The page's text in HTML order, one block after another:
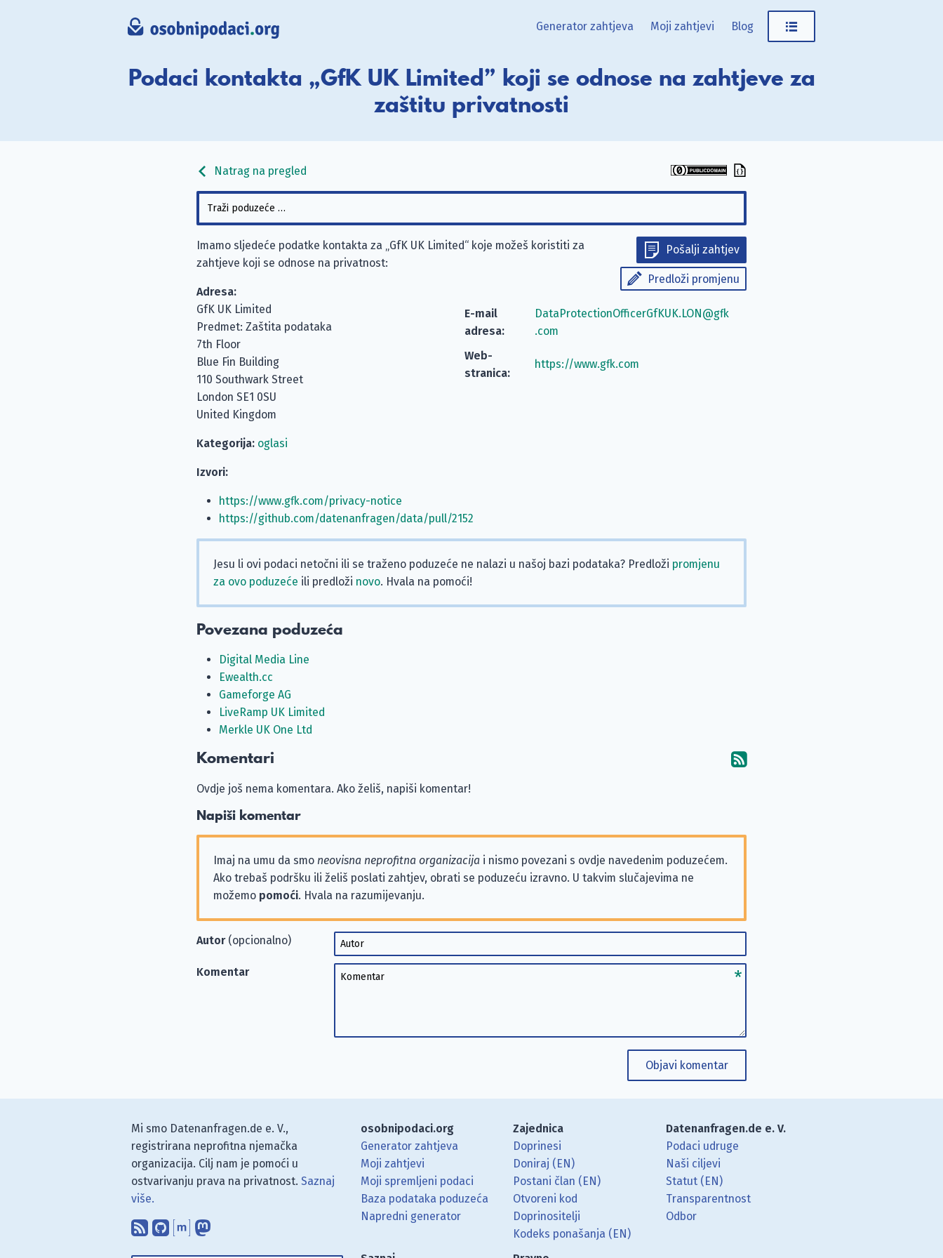
Generator zahtjeva Moji zahtjevi Blog
Podaci kontakta „GfK UK Limited” koji se odnose na zahtjeve za
zaštitu privatnosti
Natrag na pregled
Pošalji zahtjev
Predloži promjenu
Imamo sljedeće podatke kontakta za „GfK UK Limited“ koje možeš koristiti za
zahtjeve koji se odnose na privatnost:
Adresa:
GfK UK Limited
Predmet: Zaštita podataka
7th Floor
Blue Fin Building
110 Southwark Street
London SE1 0SU
United Kingdom
E-mail
adresa:
DataProtectionOfficerGfKUK.LON@gfk
.com
Web-
stranica:
https://www.gfk.com
Kategorija: oglasi
Izvori:
https://www.gfk.com/privacy-notice
https://github.com/datenanfragen/data/pull/2152
Jesu li ovi podaci netočni ili se traženo poduzeće ne nalazi u našoj bazi podataka? Predloži promjenu
za ovo poduzeće ili predloži novo. Hvala na pomoći!
Povezana poduzeća
Digital Media Line
Ewealth.cc
Gameforge AG
LiveRamp UK Limited
Merkle UK One Ltd
Komentari Pretplati se na komentare
Ovdje još nema komentara. Ako želiš, napiši komentar!
Napiši komentar
Imaj na umu da smo neovisna neprofitna organizacija i nismo povezani s ovdje navedenim poduzećem.
Ako trebaš podršku ili želiš poslati zahtjev, obrati se poduzeću izravno. U takvim slučajevima ne
možemo pomoći. Hvala na razumijevanju.
Autor (opcionalno) Autor
Komentar Komentar
Objavi komentar
Mi smo Datenanfragen.de e. V.,
registrirana neprofitna njemačka
organizacija. Cilj nam je pomoći u
ostvarivanju prava na privatnost. Saznaj
više.
Pretplati se na naš blog koristeći RSS čitač.
Pronađi nas na GitHubu.
Raspravljaj s nama putem Matrixa.
Prati nas na Mastodonu.
osobnipodaci.org
Generator zahtjeva
Moji zahtjevi
Moji spremljeni podaci
Baza podataka poduzeća
Napredni generator
Zajednica
Doprinesi
Doniraj (EN)
Postani član (EN)
Otvoreni kod
Doprinositelji
Kodeks ponašanja (EN)
Datenanfragen.de e. V.
Podaci udruge
Naši ciljevi
Statut (EN)
Transparentnost
Odbor